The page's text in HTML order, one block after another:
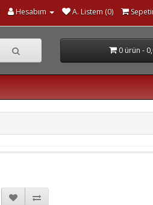
Hesabım A. Listem (0)
0 ürün -